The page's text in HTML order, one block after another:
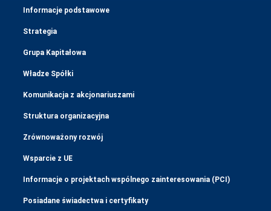
Informacje podstawowe
Strategia
Grupa Kapitałowa
Władze Spółki
Komunikacja z akcjonariuszami
Struktura organizacyjna
Zrównoważony rozwój
Wsparcie z UE
Informacje o projektach wspólnego zainteresowania (PCI)
Posiadane świadectwa i certyfikaty